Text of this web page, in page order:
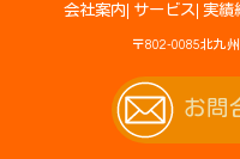
会社案内 サービス 実績
〒802-0085北九
お問